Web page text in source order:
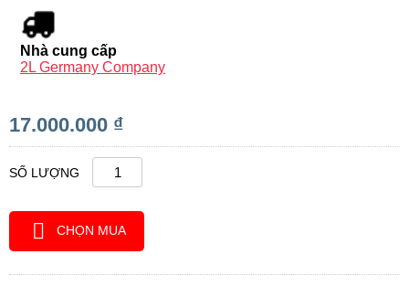
Nhà cung cấp
2L Germany Company
17.000.000 ₫
SỐ LƯỢNG
CHỌN MUA